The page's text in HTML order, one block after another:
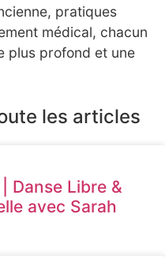
pratiques
médical, chacun
plus profond et une
les articles
Danse Libre &
avec Sarah